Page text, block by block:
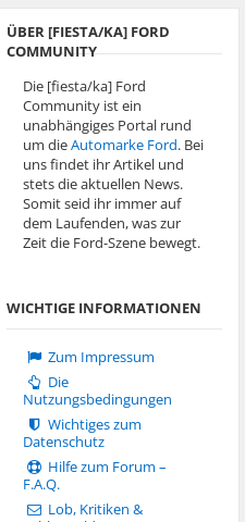
ÜBER [FIESTA/KA] FORD
COMMUNITY
Die [fiesta/ka] Ford
Community ist ein
unabhängiges Portal rund
um dieAutomarke Ford. Bei
uns findet ihr Artikel und
stets die aktuellen News.
Somit seid ihr immer auf
dem Laufenden, was zur
Zeit die Ford-Szene bewegt.
WICHTIGE INFORMATIONEN
Zum Impressum
Die
Nutzungsbedingungen
Wichtiges zum
Datenschutz
Hilfe zum Forum –
F.A.Q.
Lob, Kritiken &